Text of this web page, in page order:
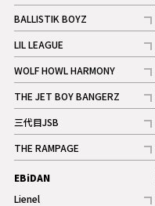
記事
BALLISTIK BOYZ
記事
LIL LEAGUE
記事
WOLF HOWL HARMONY
記事
THE JET BOY BANGERZ
記事
三代目JSB
記事
THE RAMPAGE
記事
ギャラリー
EBiDAN
Lienel